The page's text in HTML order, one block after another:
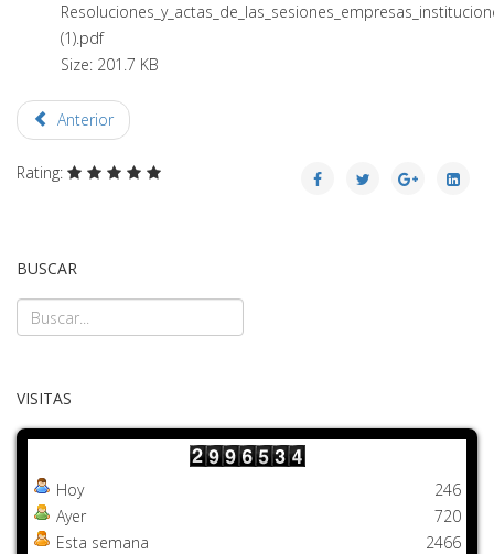
(1).pdf
Size: 201.7 KB
Anterior
Rating:
BUSCAR
VISITAS
Hoy
Ayer
Esta semana
246
720
2466